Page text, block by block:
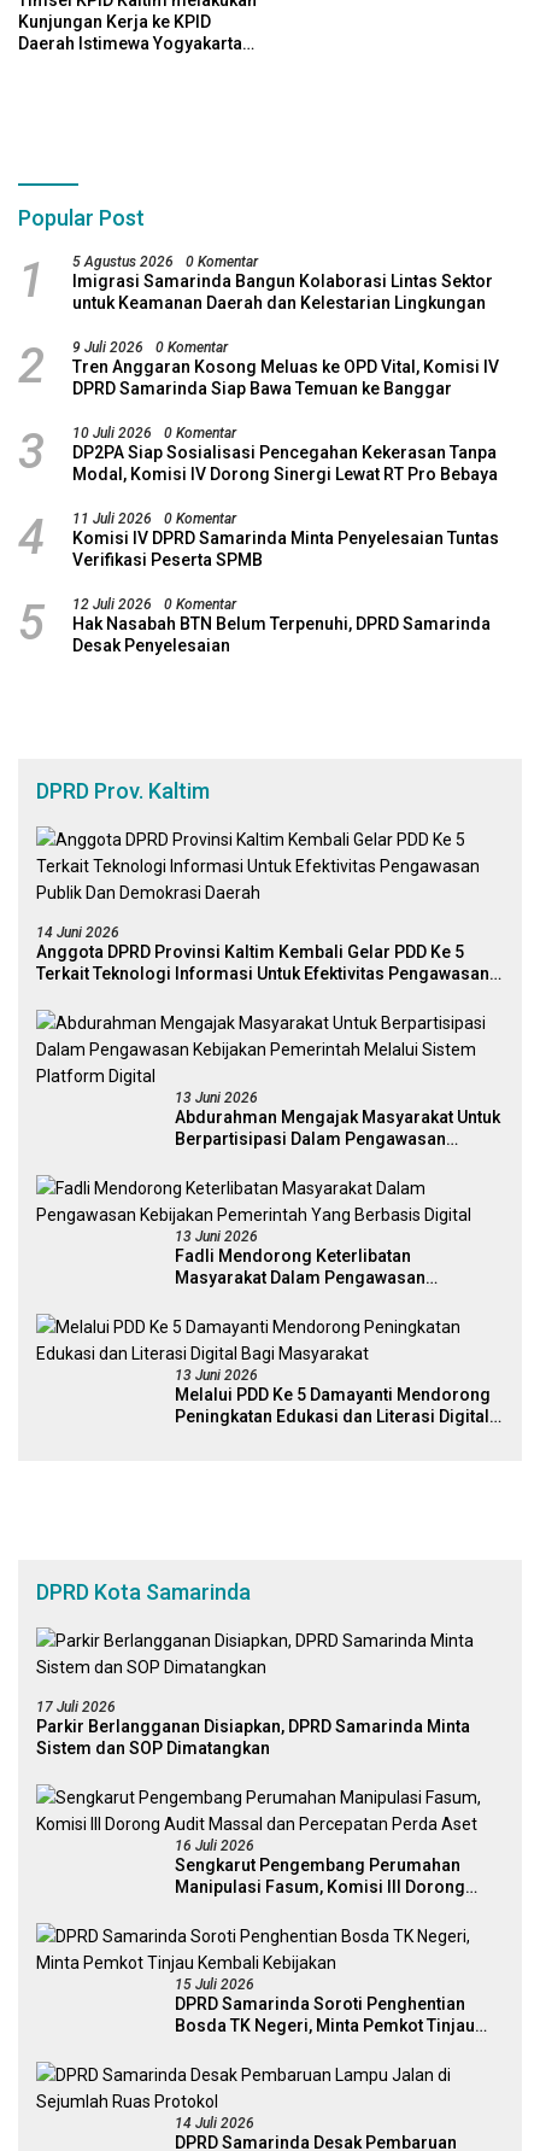
Kunjungan Kerja ke KPID
Daerah Istimewa Yogyakarta
Popular Post
1 5 Agustus 2026 0 Komentar
Imigrasi Samarinda Bangun Kolaborasi Lintas Sektor
untuk Keamanan Daerah dan Kelestarian Lingkungan
2 9 Juli 2026 0 Komentar
Tren Anggaran Kosong Meluas ke OPD Vital, Komisi IV
DPRD Samarinda Siap Bawa Temuan ke Banggar
3 10 Juli 2026 0 Komentar
DP2PA Siap Sosialisasi Pencegahan Kekerasan Tanpa
Modal, Komisi IV Dorong Sinergi Lewat RT Pro Bebaya
4 11 Juli 2026 0 Komentar
Komisi IV DPRD Samarinda Minta Penyelesaian Tuntas
Verifikasi Peserta SPMB
5 12 Juli 2026 0 Komentar
Hak Nasabah BTN Belum Terpenuhi, DPRD Samarinda
Desak Penyelesaian
DPRD Prov. Kaltim
14 Juni 2026
Anggota DPRD Provinsi Kaltim Kembali Gelar PDD Ke 5
Terkait Teknologi Informasi Untuk Efektivitas Pengawasan
13 Juni 2026
Abdurahman Mengajak Masyarakat Untuk
Berpartisipasi Dalam Pengawasan
Platform Digital
13 Juni 2026
Fadli Mendorong Keterlibatan
Masyarakat Dalam Pengawasan
Digital
13 Juni 2026
Melalui PDD Ke 5 Damayanti Mendorong
Peningkatan Edukasi dan Literasi Digital
DPRD Kota Samarinda
17 Juli 2026
Parkir Berlangganan Disiapkan, DPRD Samarinda Minta
Sistem dan SOP Dimatangkan
16 Juli 2026
Sengkarut Pengembang Perumahan
Manipulasi Fasum, Komisi III Dorong
15 Juli 2026
DPRD Samarinda Soroti Penghentian
Bosda TK Negeri, Minta Pemkot Tinjau
14 Juli 2026
DPRD Samarinda Desak Pembaruan